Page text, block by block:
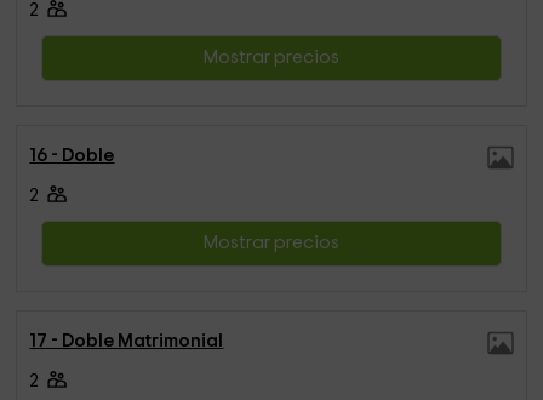
2
Mostrar precios
16 - Doble
2
Mostrar precios
17 - Doble Matrimonial
2